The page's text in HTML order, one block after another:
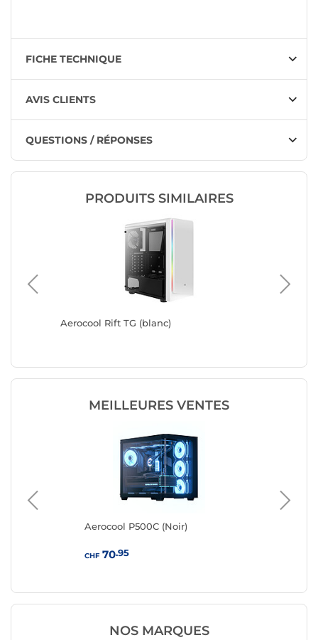
FICHE TECHNIQUE
AVIS CLIENTS
QUESTIONS / RÉPONSES
PRODUITS SIMILAIRES
Aerocool Rift TG (blanc)
MEILLEURES VENTES
Aerocool P500C (Noir)
CHF70.95
NOS MARQUES